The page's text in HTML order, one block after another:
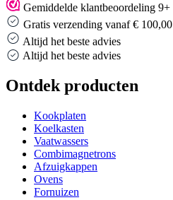
Gemiddelde klantbeoordeling 9+
Gratis verzending vanaf € 100,00
Altijd het beste advies
Altijd het beste advies
Ontdek producten
Kookplaten
Koelkasten
Vaatwassers
Combimagnetrons
Afzuigkappen
Ovens
Fornuizen